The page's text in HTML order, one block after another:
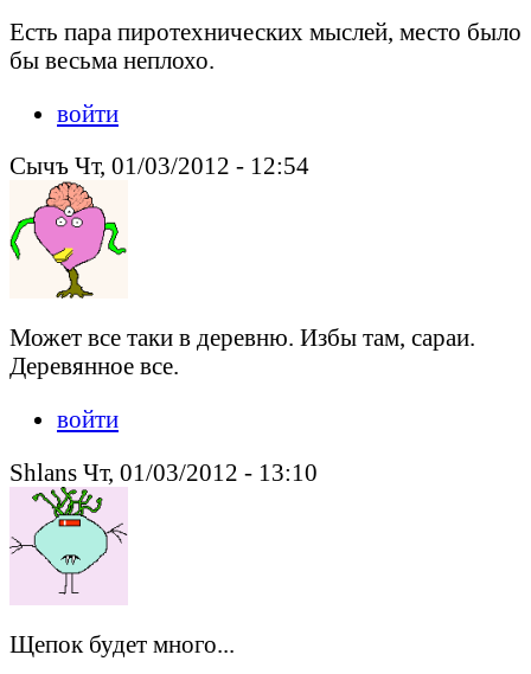
Есть пара пиротехнических мыслей, место было
бы весьма неплохо.
войти
Сычъ Чт, 01/03/2012 - 12:54
Может все таки в деревню. Избы там, сараи.
Деревянное все.
войти
Shlans Чт, 01/03/2012 - 13:10
Щепок будет много...